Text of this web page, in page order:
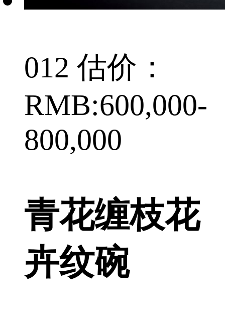
012 估价：
RMB:600,000-
800,000
青花缠枝花
卉纹碗